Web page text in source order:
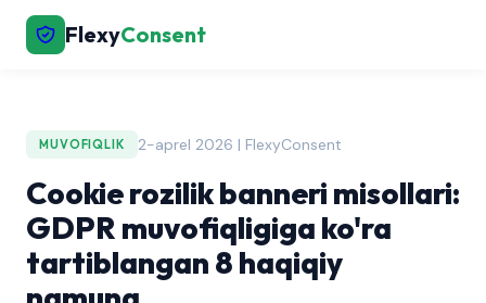
FlexyConsent
MUVOFIQLIK 2-aprel 2026 | FlexyConsent
Cookie rozilik banneri misollari:
GDPR muvofiqligiga ko'ra
tartiblangan 8 haqiqiy